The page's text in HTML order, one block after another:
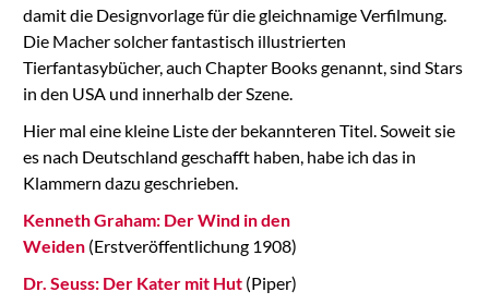
damit die Designvorlage für die gleichnamige Verfilmung.
Die Macher solcher fantastisch illustrierten
Tierfantasybücher, auch Chapter Books genannt, sind Stars
in den USA und innerhalb der Szene.
Hier mal eine kleine Liste der bekannteren Titel. Soweit sie
es nach Deutschland geschafft haben, habe ich das in
Klammern dazu geschrieben.
Kenneth Graham: Der Wind in den
Weiden (Erstveröffentlichung 1908)
Dr. Seuss: Der Kater mit Hut(Piper)